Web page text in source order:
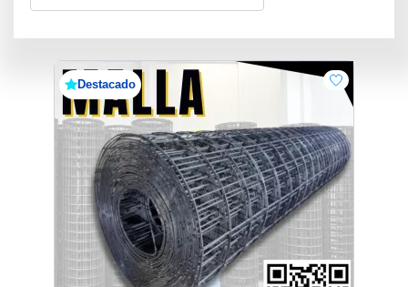
Destacado